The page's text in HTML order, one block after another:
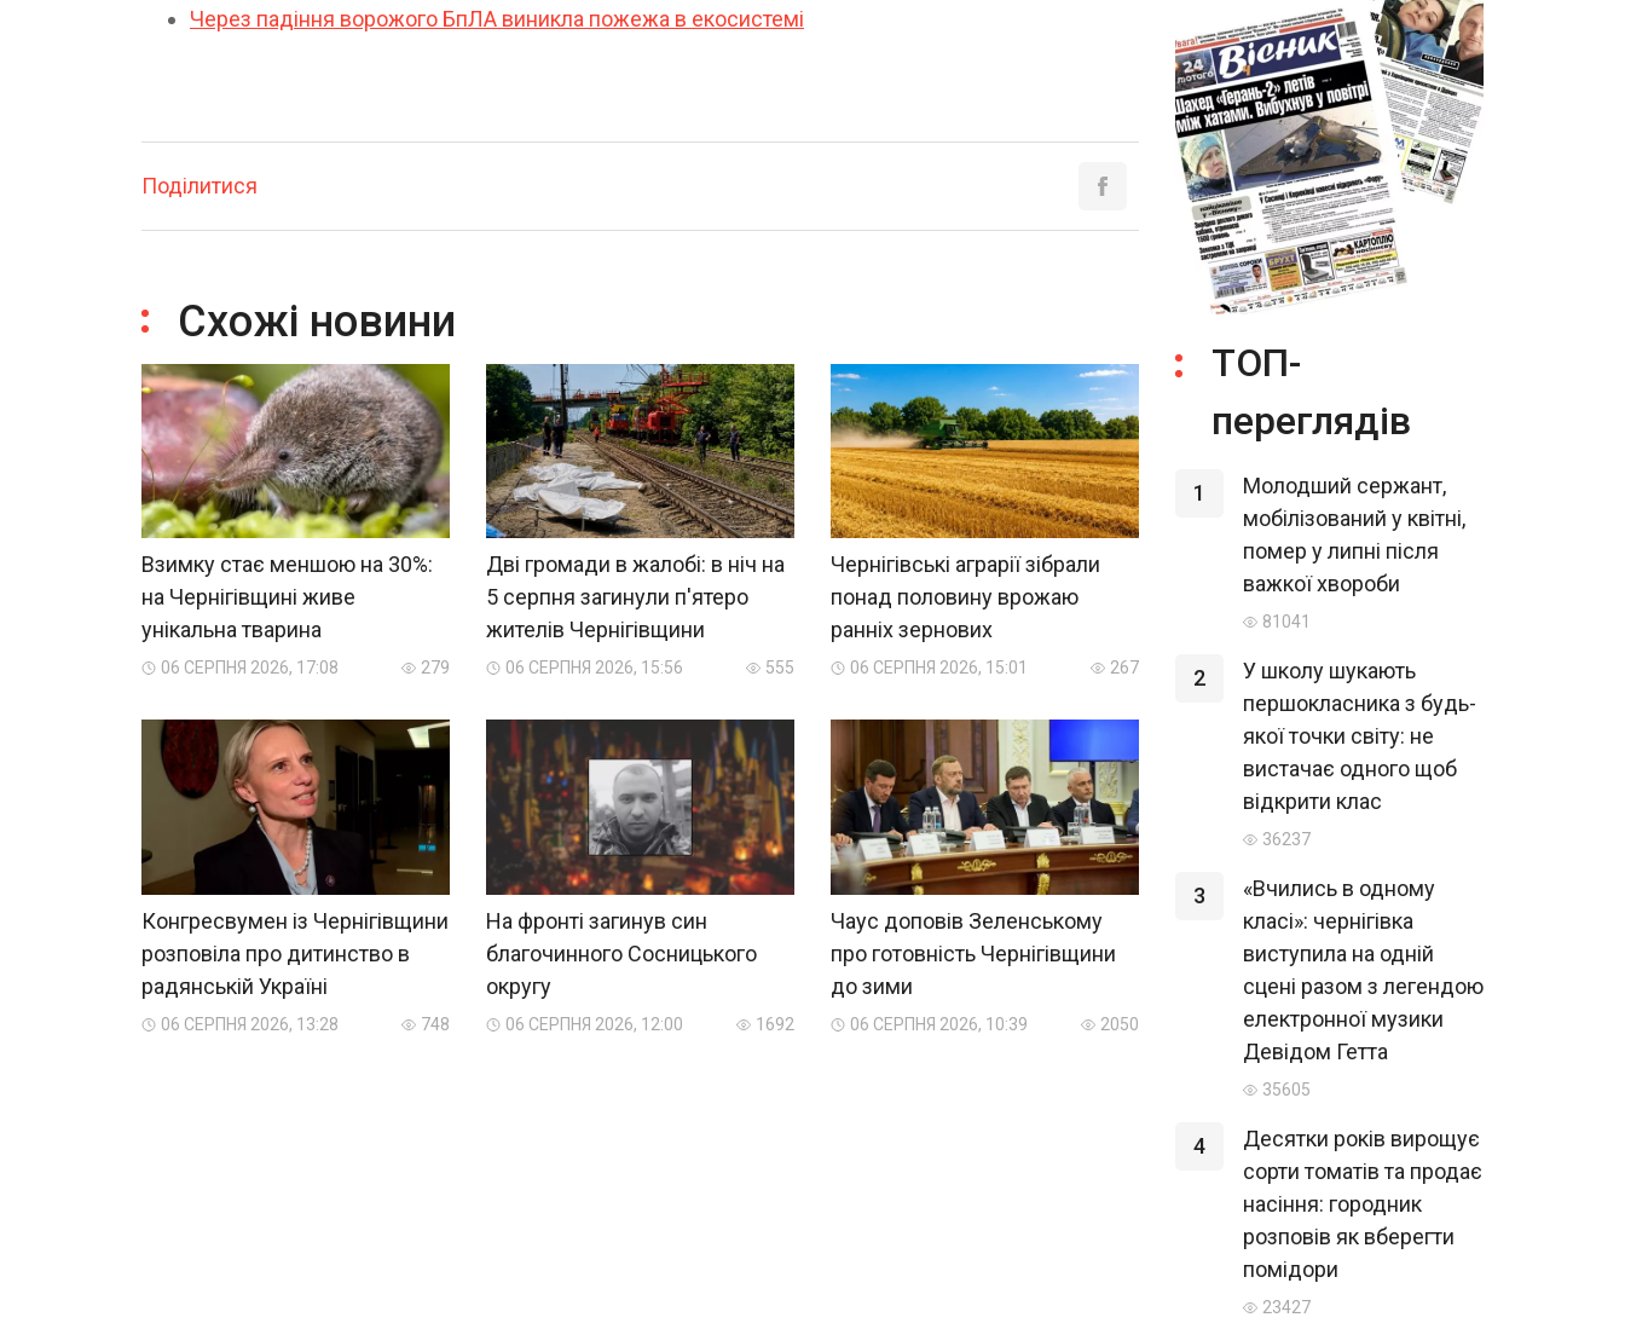
Через падіння ворожого БпЛА виникла пожежа в екосистемі
Поділитися
Схожі новини
Взимку стає меншою на 30%:
на Чернігівщині живе
унікальна тварина
06 СЕРПНЯ 2026, 17:08 279
Дві громади в жалобі: в ніч на
5 серпня загинули п'ятеро
жителів Чернігівщини
06 СЕРПНЯ 2026, 15:56 555
Чернігівські аграрії зібрали
понад половину врожаю
ранніх зернових
06 СЕРПНЯ 2026, 15:01 267
Конгресвумен із Чернігівщини
розповіла про дитинство в
радянській Україні
06 СЕРПНЯ 2026, 13:28 748
На фронті загинув син
благочинного Сосницького
округу
06 СЕРПНЯ 2026, 12:00 1692
Чаус доповів Зеленському
про готовність Чернігівщини
до зими
06 СЕРПНЯ 2026, 10:39 2050
ТОП-
переглядів
1
Молодший сержант,
мобілізований у квітні,
помер у липні після
важкої хвороби
81041
2
У школу шукають
першокласника з будь-
якої точки світу: не
вистачає одного щоб
відкрити клас
36237
3
«Вчились в одному
класі»: чернігівка
виступила на одній
сцені разом з легендою
електронної музики
Девідом Гетта
35605
4
Десятки років вирощує
сорти томатів та продає
насіння: городник
розповів як вберегти
помідори
23427